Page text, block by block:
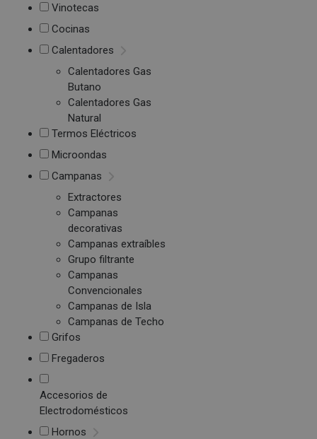
Vinotecas
Cocinas
Calentadores
Calentadores Gas
Butano
Calentadores Gas
Natural
Termos Eléctricos
Microondas
Campanas
Extractores
Campanas
decorativas
Campanas extraíbles
Grupo filtrante
Campanas
Convencionales
Campanas de Isla
Campanas de Techo
Grifos
Fregaderos
Accesorios de
Electrodomésticos
Hornos